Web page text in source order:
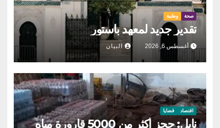
صحة وطنية
تقدير جديد لمعهد باستور
أغسطس 6, 2026 البيان
اقتصاد قضايا
نابل: حجز أكثر من 5000 قارورة مياه